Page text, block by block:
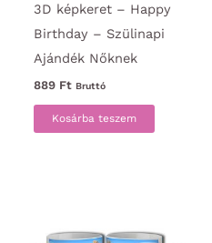
3D képkeret – Happy
Birthday – Szülinapi
Ajándék Nőknek
889 Ft Bruttó
Kosárba teszem